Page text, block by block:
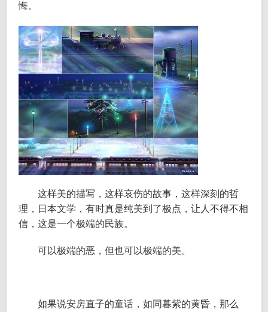
悔。
这样美的描写，这样哀伤的故事，这样深刻的哲
理，日本文学，有时真是纯美到了极点，让人不得不相
信，这是一个极端的民族。
可以极端的恶，但也可以极端的美。
如果说安房直子的童话，如同暮紫的黄昏，那么